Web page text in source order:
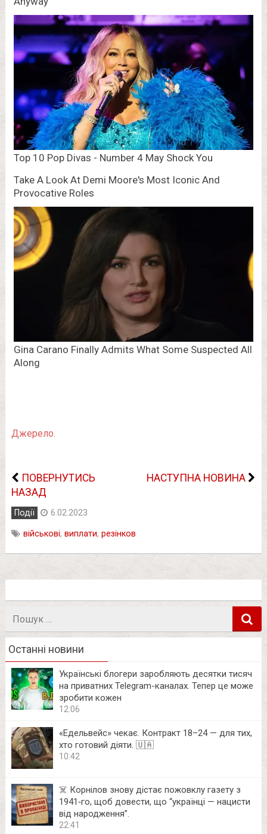
Джерело.
ПОВЕРНУТИСЬ
НАЗАД
НАСТУПНА НОВИНА
Події 6.02.2023
військові, виплати, резінков
Останні новини
Українські блогери заробляють десятки тисяч
на приватних Telegram-каналах. Тепер це може
зробити кожен
12:06
«Едельвейс» чекає. Контракт 18–24 — для тих,
хто готовий діяти. 🇺🇦
10:42
☠️ Корнілов знову дістає пожовклу газету з
1941‑го, щоб довести, що “українці — нацисти
від народження”.
22:41